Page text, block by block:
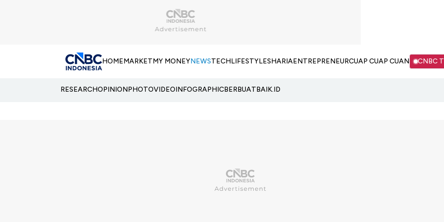
HOMEMARKETMY MONEYNEWSTECHLIFESTYLESHARIAENTREPRENEURCUAP CUAP CUAN CNBC
RESEARCHOPINIONPHOTOVIDEOINFOGRAPHICBERBUATBAIK.ID